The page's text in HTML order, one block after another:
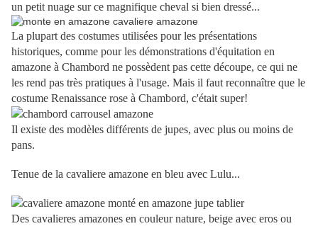
un petit nuage sur ce magnifique cheval si bien dressé...
La plupart des costumes utilisées pour les présentations
historiques, comme pour les démonstrations d'équitation en
amazone à Chambord ne possèdent pas cette découpe, ce qui ne
les rend pas très pratiques à l'usage. Mais il faut reconnaître que le
costume Renaissance rose à Chambord, c'était super!
Il existe des modèles différents de jupes, avec plus ou moins de
pans.
Tenue de la cavaliere amazone en bleu avec Lulu...
Des cavalieres amazones en couleur nature, beige avec eros ou